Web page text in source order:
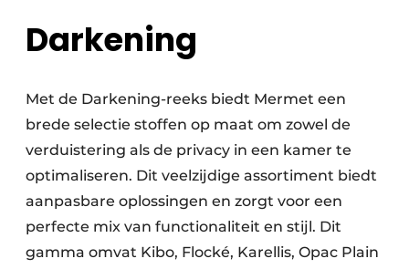
Darkening
Met de Darkening-reeks biedt Mermet een
brede selectie stoffen op maat om zowel de
verduistering als de privacy in een kamer te
optimaliseren. Dit veelzijdige assortiment biedt
aanpasbare oplossingen en zorgt voor een
perfecte mix van functionaliteit en stijl. Dit
gamma omvat Kibo, Flocké, Karellis, Opac Plain